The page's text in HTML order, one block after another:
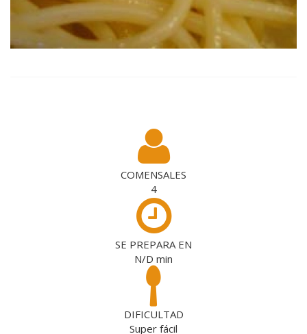
COMENSALES
4
SE PREPARA EN
N/D min
DIFICULTAD
Super fácil